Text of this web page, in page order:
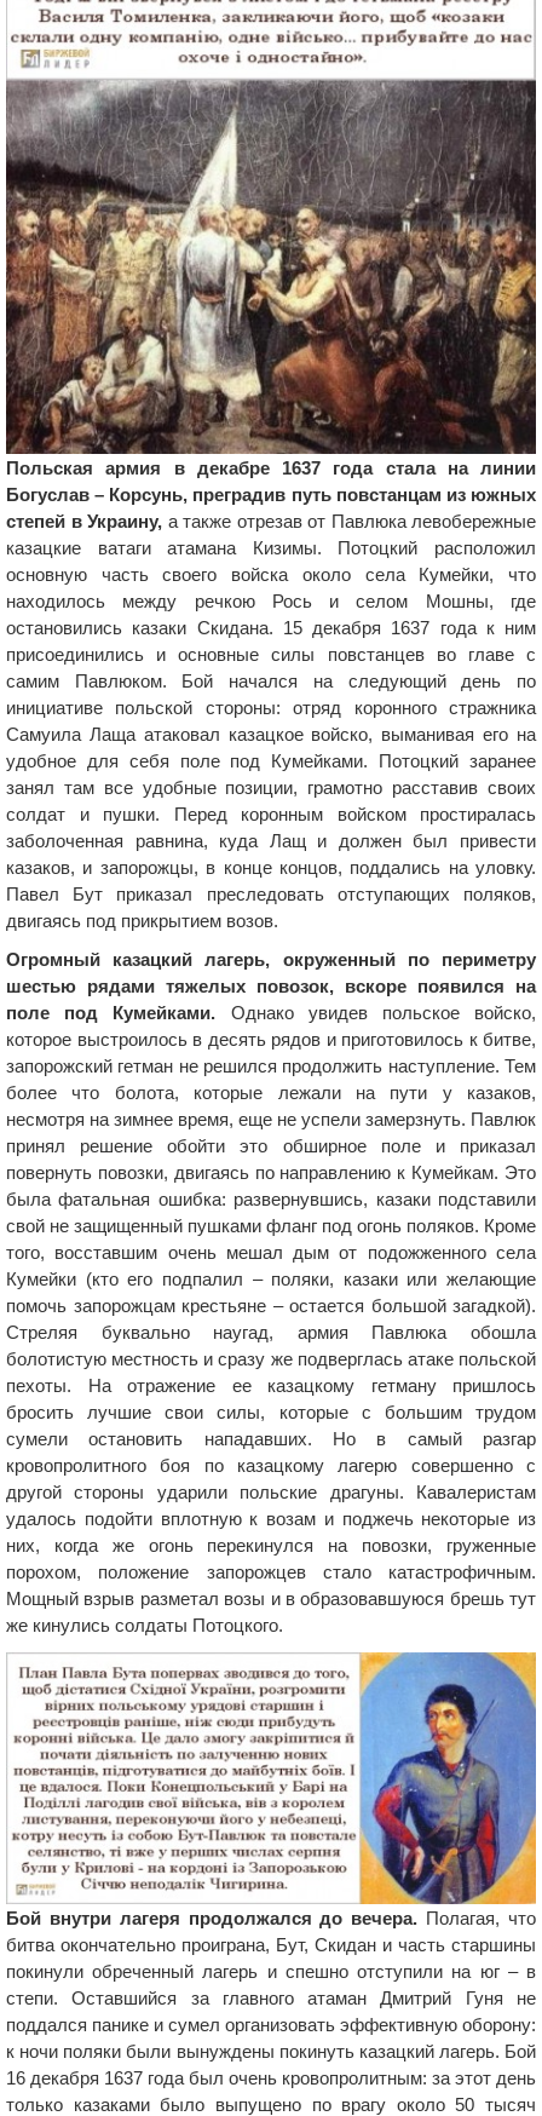
Польская армия в декабре 1637 года стала на линии
Богуслав – Корсунь, преградив путь повстанцам из южных
степей в Украину, а также отрезав от Павлюка левобережные
казацкие ватаги атамана Кизимы. Потоцкий расположил
основную часть своего войска около села Кумейки, что
находилось между речкою Рось и селом Мошны, где
остановились казаки Скидана. 15 декабря 1637 года к ним
присоединились и основные силы повстанцев во главе с
самим Павлюком. Бой начался на следующий день по
инициативе польской стороны: отряд коронного стражника
Самуила Лаща атаковал казацкое войско, выманивая его на
удобное для себя поле под Кумейками. Потоцкий заранее
занял там все удобные позиции, грамотно расставив своих
солдат и пушки. Перед коронным войском простиралась
заболоченная равнина, куда Лащ и должен был привести
казаков, и запорожцы, в конце концов, поддались на уловку.
Павел Бут приказал преследовать отступающих поляков,
двигаясь под прикрытием возов.
Огромный казацкий лагерь, окруженный по периметру
шестью рядами тяжелых повозок, вскоре появился на
поле под Кумейками. Однако увидев польское войско,
которое выстроилось в десять рядов и приготовилось к битве,
запорожский гетман не решился продолжить наступление. Тем
более что болота, которые лежали на пути у казаков,
несмотря на зимнее время, еще не успели замерзнуть. Павлюк
принял решение обойти это обширное поле и приказал
повернуть повозки, двигаясь по направлению к Кумейкам. Это
была фатальная ошибка: развернувшись, казаки подставили
свой не защищенный пушками фланг под огонь поляков. Кроме
того, восставшим очень мешал дым от подожженного села
Кумейки (кто его подпалил – поляки, казаки или желающие
помочь запорожцам крестьяне – остается большой загадкой).
Стреляя буквально наугад, армия Павлюка обошла
болотистую местность и сразу же подверглась атаке польской
пехоты. На отражение ее казацкому гетману пришлось
бросить лучшие свои силы, которые с большим трудом
сумели остановить нападавших. Но в самый разгар
кровопролитного боя по казацкому лагерю совершенно с
другой стороны ударили польские драгуны. Кавалеристам
удалось подойти вплотную к возам и поджечь некоторые из
них, когда же огонь перекинулся на повозки, груженные
порохом, положение запорожцев стало катастрофичным.
Мощный взрыв разметал возы и в образовавшуюся брешь тут
же кинулись солдаты Потоцкого.
Бой внутри лагеря продолжался до вечера. Полагая, что
битва окончательно проиграна, Бут, Скидан и часть старшины
покинули обреченный лагерь и спешно отступили на юг – в
степи. Оставшийся за главного атаман Дмитрий Гуня не
поддался панике и сумел организовать эффективную оборону:
к ночи поляки были вынуждены покинуть казацкий лагерь. Бой
16 декабря 1637 года был очень кровопролитным: за этот день
только казаками было выпущено по врагу около 50 тысяч